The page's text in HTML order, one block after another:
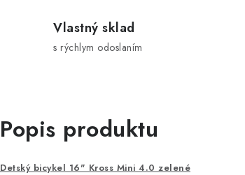
Vlastný sklad
s rýchlym odoslaním
Popis produktu
Detský bicykel 16" Kross Mini 4.0 zelené